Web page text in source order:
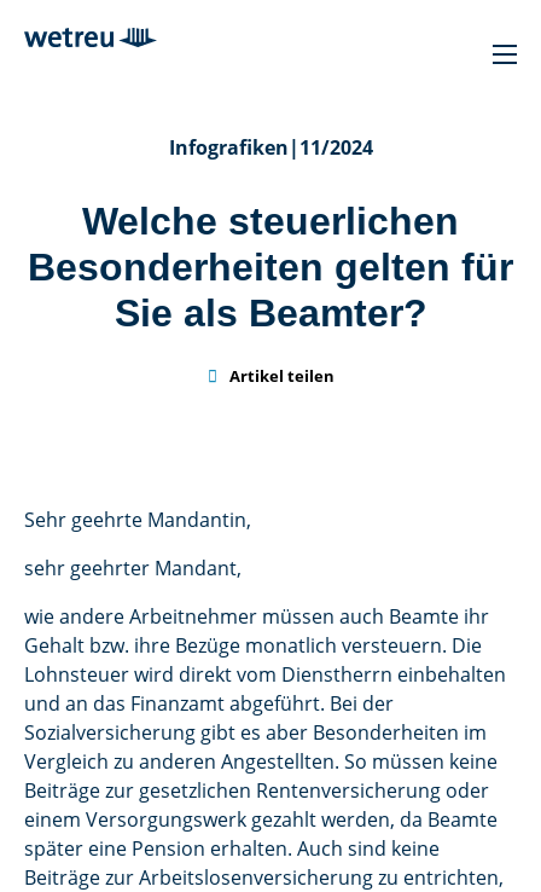
Infografiken|11/2024
Welche steuerlichen
Besonderheiten gelten für
Sie als Beamter?
 Artikel teilen
Sehr geehrte Mandantin,
sehr geehrter Mandant,
wie andere Arbeitnehmer müssen auch Beamte ihr
Gehalt bzw. ihre Bezüge monatlich versteuern. Die
Lohnsteuer wird direkt vom Dienstherrn einbehalten
und an das Finanzamt abgeführt. Bei der
Sozialversicherung gibt es aber Besonderheiten im
Vergleich zu anderen Angestellten. So müssen keine
Beiträge zur gesetzlichen Rentenversicherung oder
einem Versorgungswerk gezahlt werden, da Beamte
später eine Pension erhalten. Auch sind keine
Beiträge zur Arbeitslosenversicherung zu entrichten,